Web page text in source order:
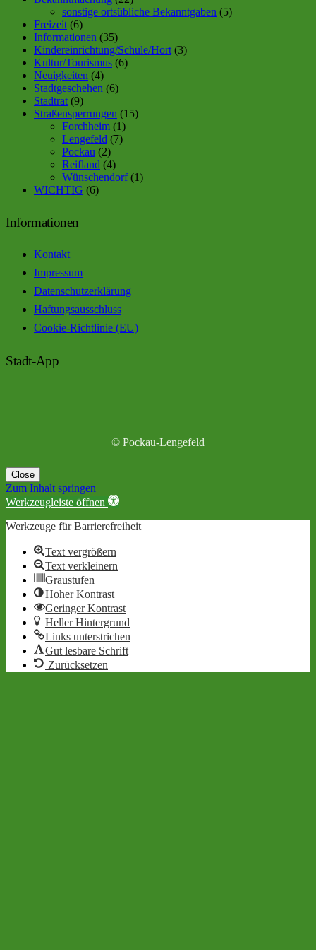
sonstige ortsübliche Bekanntgaben (5)
Freizeit (6)
Informationen (35)
Kindereinrichtung/Schule/Hort (3)
Kultur/Tourismus (6)
Neuigkeiten (4)
Stadtgeschehen (6)
Stadtrat (9)
Straßensperrungen (15)
Forchheim (1)
Lengefeld (7)
Pockau (2)
Reifland (4)
Wünschendorf(1)
WICHTIG (6)
Informationen
Kontakt
Impressum
Datenschutzerklärung
Haftungsausschluss
Cookie-Richtlinie (EU)
Stadt-App
© Pockau-Lengefeld
Close
Zum Inhalt springen
Werkzeugleiste öffnen
Werkzeuge für Barrierefreiheit
Text vergrößern
Text verkleinern
Graustufen
Hoher Kontrast
Geringer Kontrast
Heller Hintergrund
Links unterstrichen
Gut lesbare Schrift
Zurücksetzen